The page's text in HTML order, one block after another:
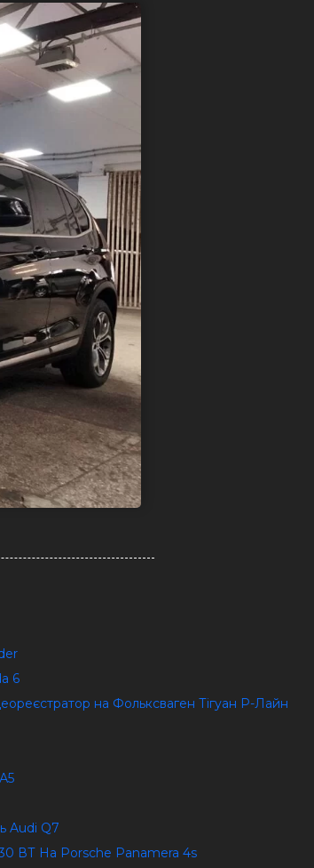
6
на Фольксваген Тігуан Р-Лайн
Audi Q7
ВТ На Porsche Panamera 4s